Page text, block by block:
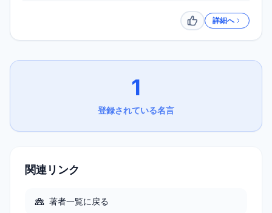
いいね詳細へ
1
登録されている名言
関連リンク
著者一覧に戻る